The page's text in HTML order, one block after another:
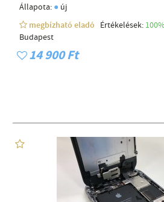
Állapota: ● új
megbízható eladó
Értékelések:
Budapest
14 900 Ft